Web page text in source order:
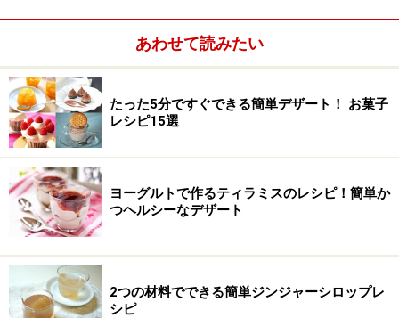
ヨーグルトで作るチーズケーキ
出典： ホットケーキミックスで作る簡単チーズケーキ
[簡単お菓子レシピ] All About
ホットケーキミックスとヨーグルト卵、グラニュー糖だ
けでできる、爽やかなチーズケーキです。計りいらず、
混ぜて焼くだけでお手軽に完成します。
あわせて読みたい
たった5分ですぐできる簡単デザート！ お菓子
レシピ15選
ヨーグルトで作るティラミスのレシピ！簡単か
つヘルシーなデザート
2つの材料でできる簡単ジンジャーシロップレ
シピ